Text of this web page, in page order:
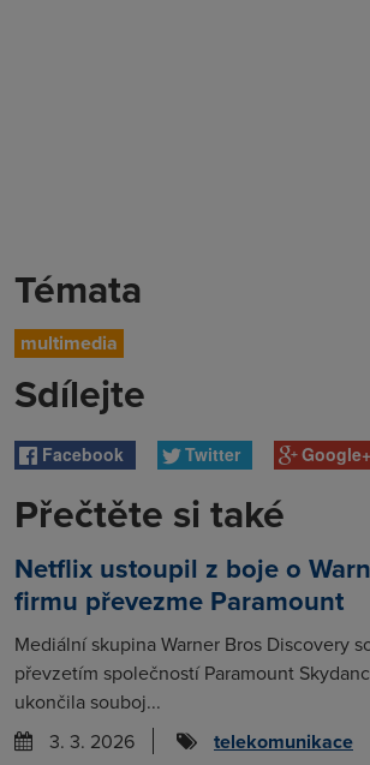
Témata
multimedia
Sdílejte
Facebook Twitter Google+
Přečtěte si také
Netflix ustoupil z boje o
firmu převezme Paramount
Mediální skupina Warner Bros Discovery
převzetím společností Paramount
ukončila souboj...
3. 3. 2026
telekomunikace